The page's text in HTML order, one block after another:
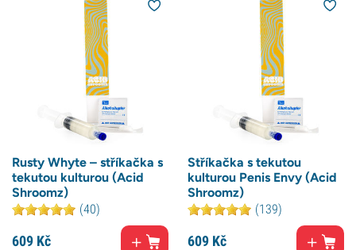
Rusty Whyte – stříkačka s
tekutou kulturou (Acid
Shroomz)
(40)
609 Kč
Stříkačka s tekutou
kulturou Penis Envy (Acid
Shroomz)
(139)
609 Kč